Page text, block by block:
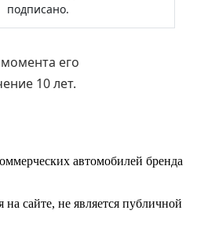
подписано.
момента его
10 лет.
автомобилей бренда
сайте, не является публичной